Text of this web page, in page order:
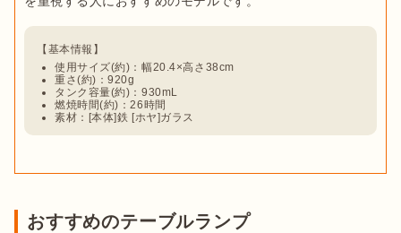
使用サイズ(約)：幅20.4×高さ38cm
重さ(約)：920g
タンク容量(約)：930mL
燃焼時間(約)：26時間
素材：[本体]鉄 [ホヤ]ガラス
おすすめのテーブルランプ